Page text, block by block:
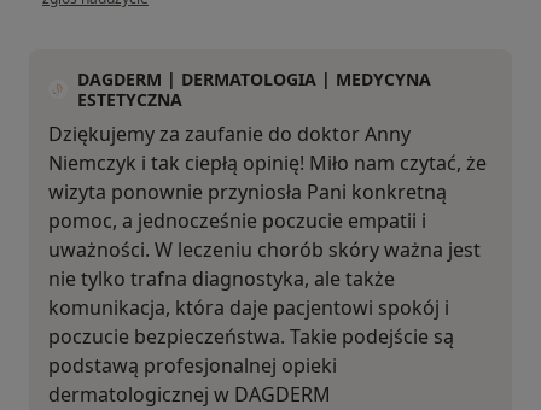
DAGDERM | DERMATOLOGIA | MEDYCYNA
ESTETYCZNA
Dziękujemy za zaufanie do doktor Anny
Niemczyk i tak ciepłą opinię! Miło nam czytać, że
wizyta ponownie przyniosła Pani konkretną
pomoc, a jednocześnie poczucie empatii i
uważności. W leczeniu chorób skóry ważna jest
nie tylko trafna diagnostyka, ale także
komunikacja, która daje pacjentowi spokój i
poczucie bezpieczeństwa. Takie podejście są
podstawą profesjonalnej opieki
dermatologicznej w DAGDERM